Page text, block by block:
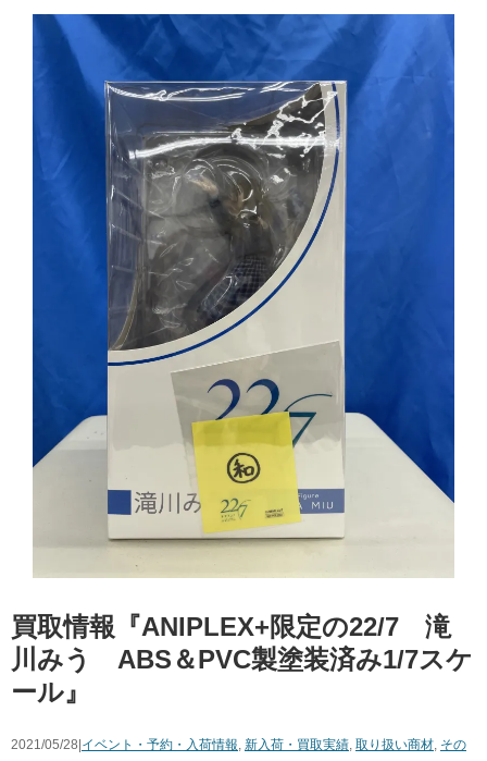
買取情報『ANIPLEX+限定の22/7 滝
川みう ABS＆PVC製塗装済み1/7スケ
ール』
2021/05/28|イベント・予約・入荷情報 新入荷・買取実績 取り扱い商材 その